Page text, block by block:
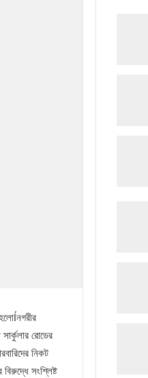
রোডের
নিকট
সংশ্লিষ্ট